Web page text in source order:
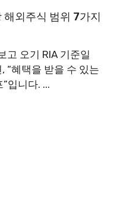
외주식 범위 7가지
고 오기 RIA 기준일
“혜택을 받을 수 있는
입니다. ...